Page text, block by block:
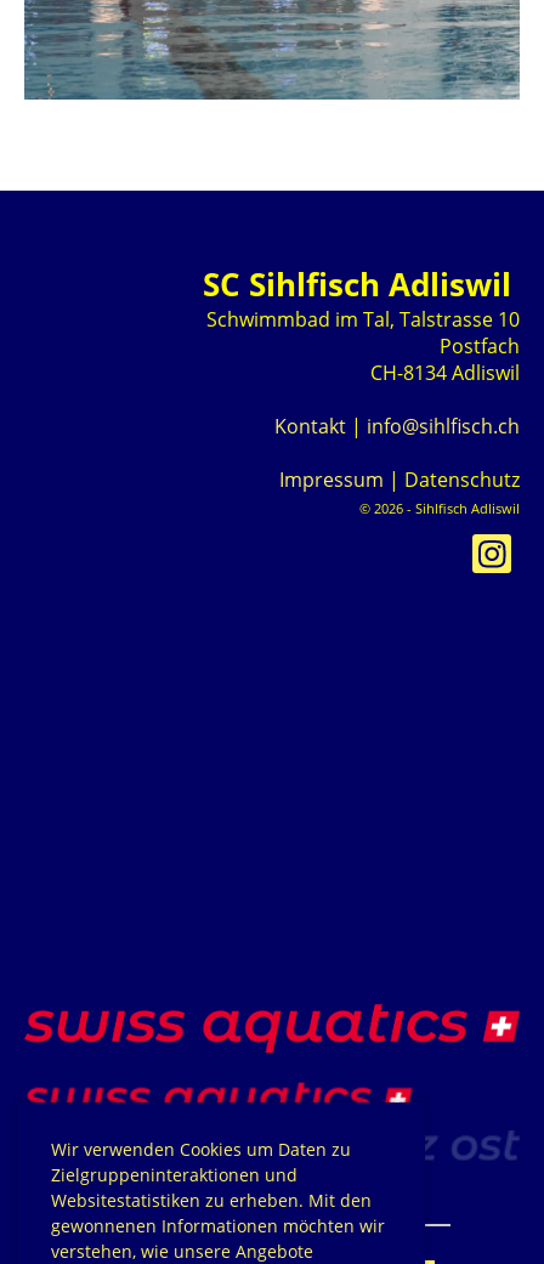
Wir verwenden Cookies um Daten zu
Zielgruppeninteraktionen und
Websitestatistiken zu erheben. Mit den
gewonnenen Informationen möchten wir
verstehen, wie unsere Angebote
SC Sihlfisch Adliswil
Schwimmbad im Tal, Talstrasse 10
Postfach
CH-8134 Adliswil
Kontakt | info@sihlfisch.ch
Impressum | Datenschutz
© 2026 - Sihlfisch Adliswil